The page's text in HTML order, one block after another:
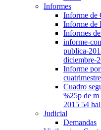
Informes
Informe de
Informe de
Informes
informe-
publica-
diciembre-
Informe
Cuadro
%25p de
2015 54
Judicial
Demandas